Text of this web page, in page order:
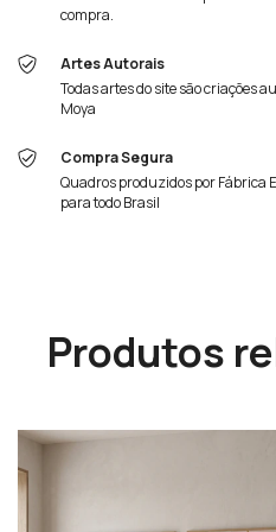
compra.
Artes Autorais
Todas artes do site são criações
Moya
Compra Segura
Quadros produzidos por Fábrica
para todo Brasil
Produtos